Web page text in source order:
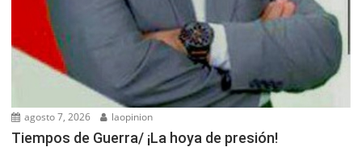
agosto 7, 2026 laopinion
Tiempos de Guerra/ ¡La hoya de presión!